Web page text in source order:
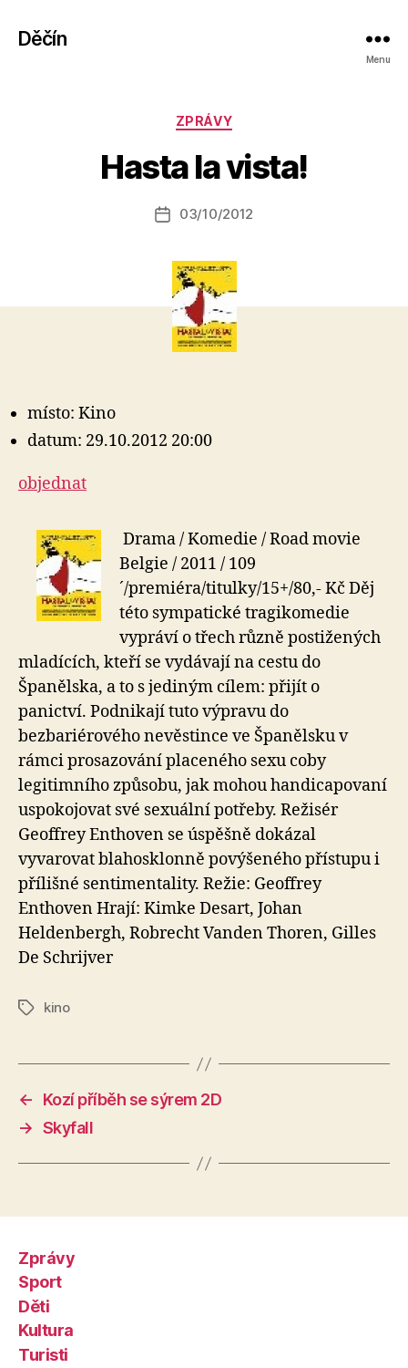
Děčín
Menu
Rubriky
ZPRÁVY
Hasta la vista!
Autor
příspěvku
o
a
Datum
03/10/2012
místo: Kino
datum: 29.10.2012 20:00
objednat
Drama / Komedie / Road movie
Belgie / 2011 / 109
´/premiéra/titulky/15+/80,- Kč Děj
této sympatické tragikomedie
vypráví o třech různě postižených
mladících, kteří se vydávají na cestu do
Španělska, a to s jediným cílem: přijít o
panictví. Podnikají tuto výpravu do
bezbariérového nevěstince ve Španělsku v
rámci prosazování placeného sexu coby
legitimního způsobu, jak mohou handicapovaní
uspokojovat své sexuální potřeby. Režisér
Geoffrey Enthoven se úspěšně dokázal
vyvarovat blahosklonně povýšeného přístupu i
přílišné sentimentality. Režie: Geoffrey
Enthoven Hrají: Kimke Desart, Johan
Heldenbergh, Robrecht Vanden Thoren, Gilles
De Schrijver
Štítkykino
←
Kozí příběh se sýrem 2D
→ Skyfall
Zprávy
Sport
Děti
Kultura
Turisti